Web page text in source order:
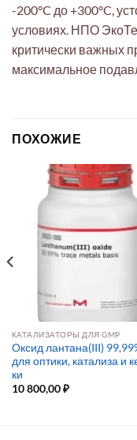
-200°C до +300°C,
условиях. НПО
критически важных
максимальное
ПОХОЖИЕ
КАТАЛИЗАТОРЫ ДЛЯ GMP
Оксид лантана(III)
для оптики, катализа и
ки
10 800,00₽